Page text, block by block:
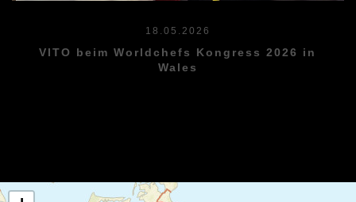
18.05.2026
VITO beim Worldchefs Kongress 2026 in
Wales